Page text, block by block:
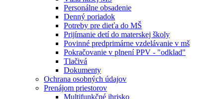
Personálne obsadenie
Denný poriadok
Potreby pre dieťa do MŠ
Prijímanie detí do materskej školy
Povinné predprimárne vzdelávanie v mš
Pokračovanie v plnení PPV - "odklad"
Tlačivá
Dokumenty
Ochrana osobných údajov
Prenájom priestorov
Multifunkčné ihrisko